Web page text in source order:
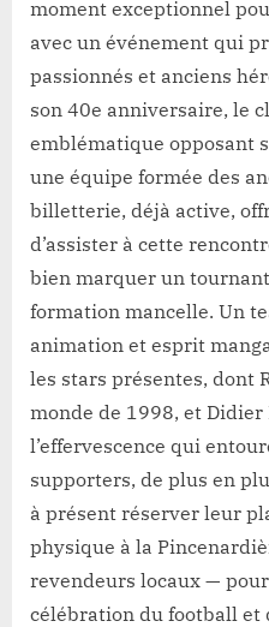
moment exceptionnel
avec un événement qui
passionnés et anciens
son 40e anniversaire, le
emblématique opposant
une équipe formée des
billetterie, déjà active,
d’assister à cette
bien marquer un
formation mancelle. Un
animation et esprit
les stars présentes, dont
monde de 1998, et
l’effervescence qui
supporters, de plus en
à présent réserver leur
physique à la
revendeurs locaux —
célébration du football et